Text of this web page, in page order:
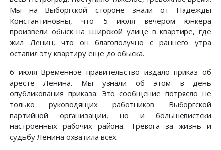
Мы на Выборгской стороне знали от Надежды
Константиновны, что 5 июля вечером юнкера
произвели обыск на Широкой улице в квартире, где
жил Ленин, что он благополучно с раннего утра
оставил эту квартиру еще до обыска.
6 июля Временное правительство издало приказ об
аресте Ленина. Мы узнали об этом в день
опубликования приказа. Это сообщение потрясло не
только руководящих работников Выборгской
партийной организации, но и большевистски
настроенных рабочих района. Тревога за жизнь и
судьбу Ленина охватила всех.